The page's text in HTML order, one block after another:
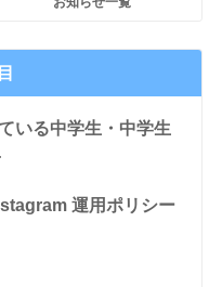
いる中学生・中学生
運用ポリシー